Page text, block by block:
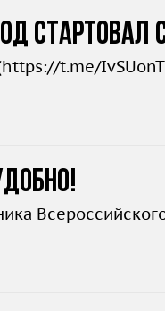
стартовал
https://t.me/